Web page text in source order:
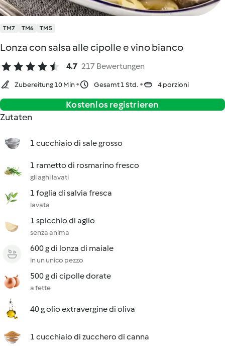
TM7 TM6 TM5
Lonza con salsa alle cipolle e vino bianco
4.7 217 Bewertungen
Zubereitung 10 Min Gesamt 1 Std. 4 porzioni
Kostenlos registrieren
Zutaten
1 cucchiaio di sale grosso
1 rametto di rosmarino fresco
gli aghi lavati
1 foglia di salvia fresca
lavata
1 spicchio di aglio
senza anima
600 g di lonza di maiale
in un unico pezzo
500 g di cipolle dorate
a fette
40 g olio extravergine di oliva
1 cucchiaio di zucchero di canna